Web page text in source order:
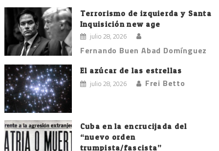
Terrorismo de izquierda y Santa
Inquisición new age
julio 28, 2026
Fernando Buen Abad Domínguez
El azúcar de las estrellas
julio 28, 2026 Frei Betto
Cuba en la encrucijada del
“nuevo orden
trumpista/fascista”